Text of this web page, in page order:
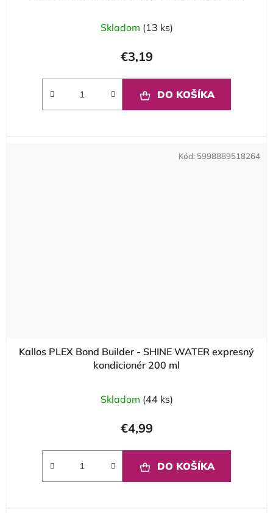
Skladom (13 ks)
€3,19
DO KOŠÍKA
Kallos PLEX Bond Builder - SHINE WATER expresný
kondicionér 200 ml
Skladom (44 ks)
€4,99
DO KOŠÍKA
Kód: 5998889518264